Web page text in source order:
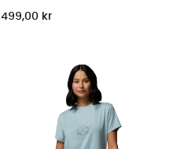
499,00 kr